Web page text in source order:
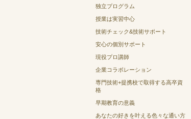
独立プログラム
授業は実習中心
技術チェック&技術サポート
安心の個別サポート
現役プロ講師
企業コラボレーション
専門技術+提携校で取得する高卒資
格
早期教育の意義
あなたの好きを叶える⾊々な通い⽅